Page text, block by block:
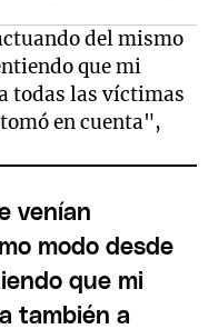
del mismo
que mi
todas las víctimas
en cuenta",
venían
modo desde
que mi
también a